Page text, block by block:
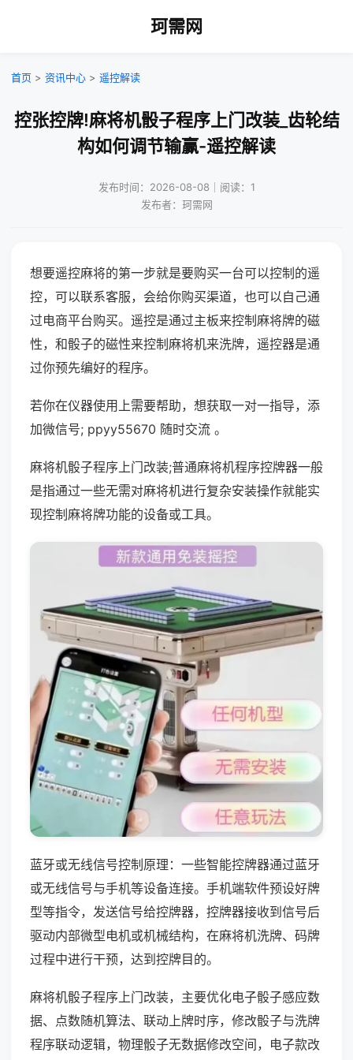
珂需网
首页 > 资讯中心 > 遥控解读
控张控牌!麻将机骰子程序上门改装_齿轮结
构如何调节输赢-遥控解读
发布时间：2026-08-08｜阅读：1
发布者：珂需网
想要遥控麻将的第一步就是要购买一台可以控制的遥
控，可以联系客服，会给你购买渠道，也可以自己通
过电商平台购买。遥控是通过主板来控制麻将牌的磁
性，和骰子的磁性来控制麻将机来洗牌，遥控器是通
过你预先编好的程序。
若你在仪器使用上需要帮助，想获取一对一指导，添
加微信号; ppyy55670 随时交流 。
麻将机骰子程序上门改装;普通麻将机程序控牌器一般
是指通过一些无需对麻将机进行复杂安装操作就能实
现控制麻将牌功能的设备或工具。
蓝牙或无线信号控制原理：一些智能控牌器通过蓝牙
或无线信号与手机等设备连接。手机端软件预设好牌
型等指令，发送信号给控牌器，控牌器接收到信号后
驱动内部微型电机或机械结构，在麻将机洗牌、码牌
过程中进行干预，达到控牌目的。
麻将机骰子程序上门改装，主要优化电子骰子感应数
据、点数随机算法、联动上牌时序，修改骰子与洗牌
程序联动逻辑，物理骰子无数据修改空间，电子款改